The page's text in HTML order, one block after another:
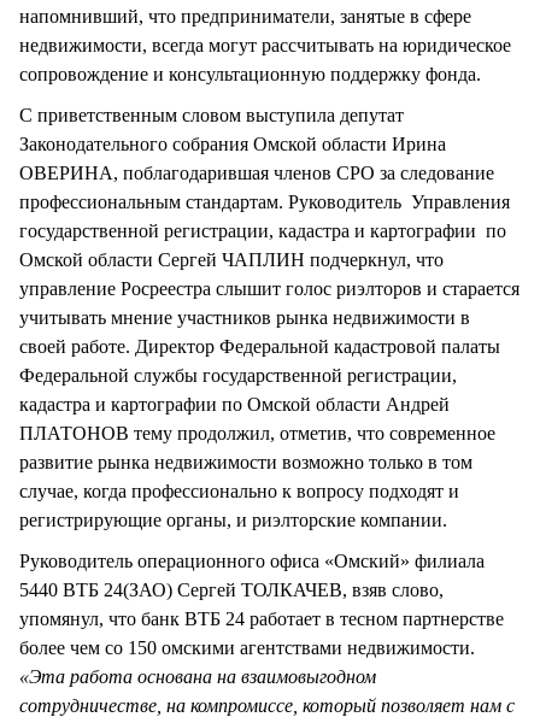
напомнивший, что предприниматели, занятые в сфере
недвижимости, всегда могут рассчитывать на юридическое
сопровождение и консультационную поддержку фонда.
С приветственным словом выступила депутат
Законодательного собрания Омской области Ирина
ОВЕРИНА, поблагодарившая членов СРО за следование
профессиональным стандартам. Руководитель Управления
государственной регистрации, кадастра и картографии по
Омской области Сергей ЧАПЛИН подчеркнул, что
управление Росреестра слышит голос риэлторов и старается
учитывать мнение участников рынка недвижимости в
своей работе. Директор Федеральной кадастровой палаты
Федеральной службы государственной регистрации,
кадастра и картографии по Омской области Андрей
ПЛАТОНОВ тему продолжил, отметив, что современное
развитие рынка недвижимости возможно только в том
случае, когда профессионально к вопросу подходят и
регистрирующие органы, и риэлторские компании.
Руководитель операционного офиса «Омский» филиала
5440 ВТБ 24(ЗАО) Сергей ТОЛКАЧЕВ, взяв слово,
упомянул, что банк ВТБ 24 работает в тесном партнерстве
более чем со 150 омскими агентствами недвижимости.
«Эта работа основана на взаимовыгодном
сотрудничестве, на компромиссе, который позволяет нам с